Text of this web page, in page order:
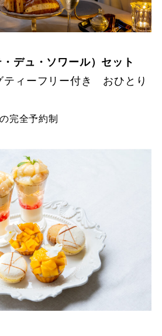
デュ・ソワール）セット
ティーフリー付き おひとり
完全予約制